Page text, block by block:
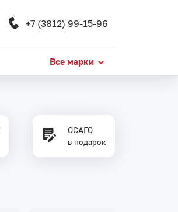
+7 (3812) 99-15-96
Все марки
ОСАГО
в подарок